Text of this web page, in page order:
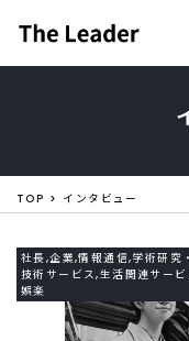
TOP インタビュー
社長,企業,情報通信,学術研究
技術サービス,生活関連サービ
娯楽